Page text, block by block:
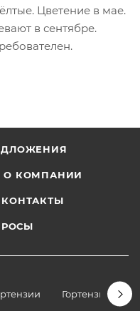
Цветение в мае.
в сентябре.
О КОМПАНИИ
КОНТАКТЫ
Гортензии